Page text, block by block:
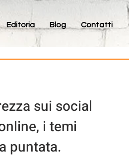
Editoria Blog Contatti
sui social
i temi
puntata.